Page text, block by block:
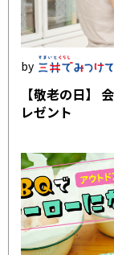
【敬老の日】
レゼント